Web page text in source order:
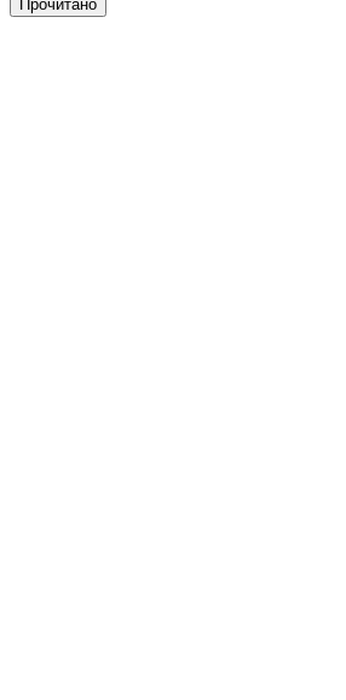
Прочитано